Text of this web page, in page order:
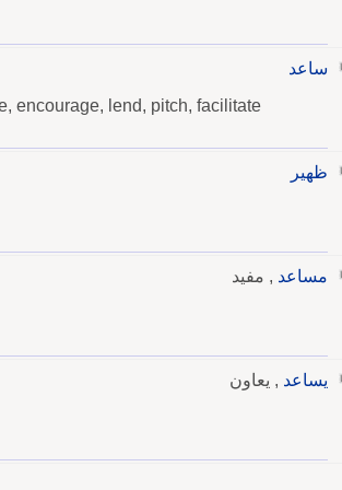
ساعد
encourage, lend, pitch, facilitate
ظهير
مساعد , مفيد
يساعد , يعاون